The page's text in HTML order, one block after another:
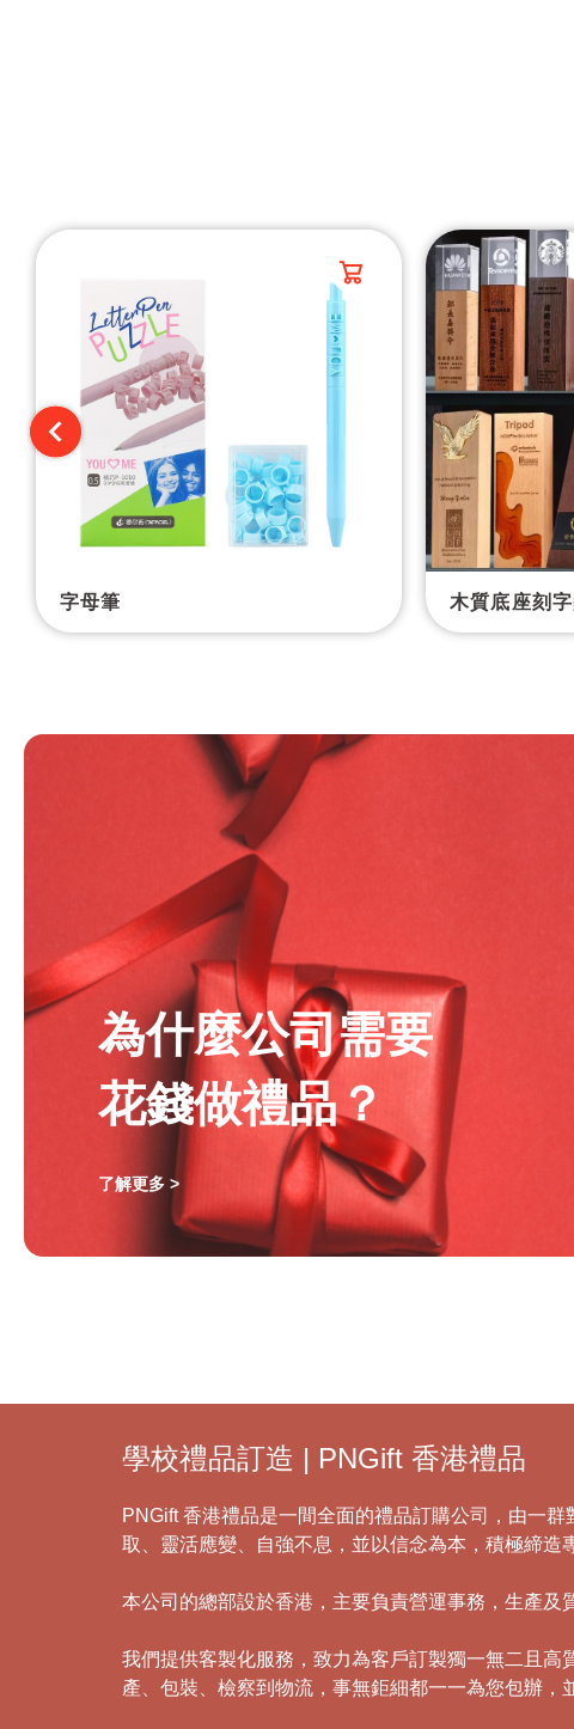
字母筆 木質底座刻
為什麼公司需要
花錢做禮品？
了解更多 >
學校禮品訂造 | PNGift 香港禮品
PNGift 香港禮品是一間全面的禮品訂購公司，由一
取、靈活應變、自強不息，並以信念為本，積極締造
本公司的總部設於香港，主要負責營運事務，生產及
我們提供客製化服務，致力為客戶訂製獨一無二且
產、包裝、檢察到物流，事無鉅細都一一為您包辦，